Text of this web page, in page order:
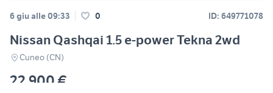
6 giu alle 09:33 0 ID: 649771078
Nissan Qashqai 1.5 e-power Tekna 2wd
Cuneo (CN)
22.900 €